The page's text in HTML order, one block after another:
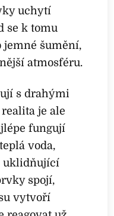
uchytí
se k tomu
jemné šumění,
atmosféru.
s drahými
je ale
fungují
voda,
uklidňující
spojí,
vytvoří